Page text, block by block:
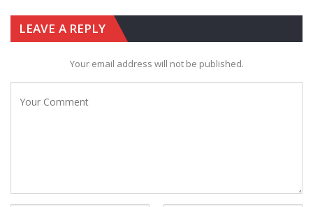
LEAVE A REPLY
Your email address will not be published.